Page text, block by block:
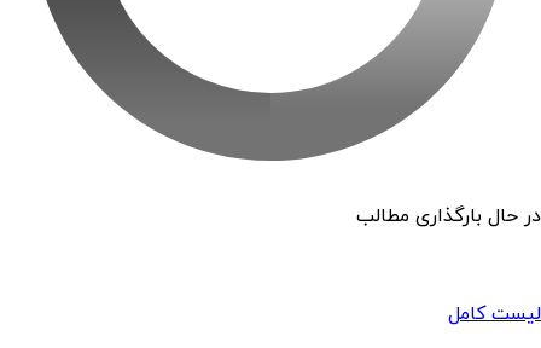
در حال بارگذاری مطالب
لیست کامل